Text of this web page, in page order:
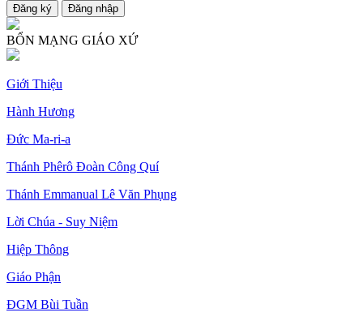
BỔN MẠNG GIÁO XỨ
Giới Thiệu
Hành Hương
Đức Ma-ri-a
Thánh Phêrô Đoàn Công Quí
Thánh Emmanual Lê Văn Phụng
Lời Chúa - Suy Niệm
Hiệp Thông
Giáo Phận
ĐGM Bùi Tuần